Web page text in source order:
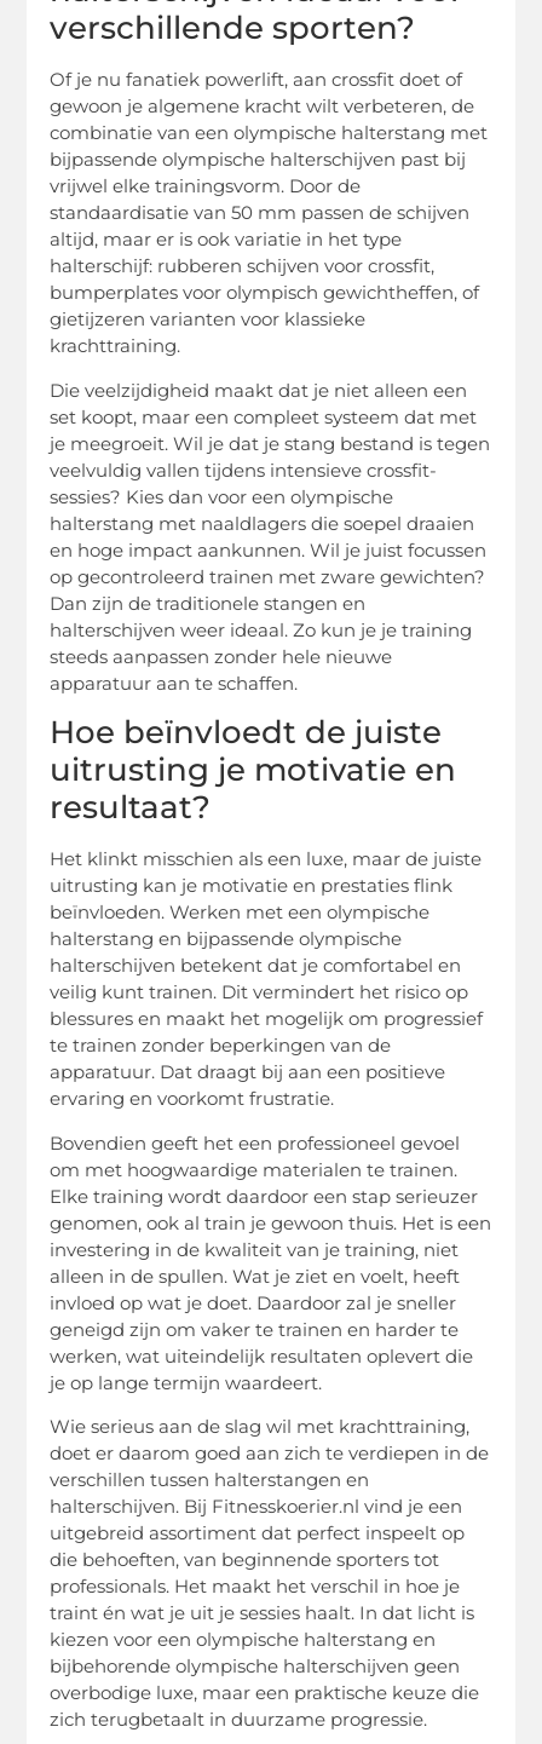
verschillende sporten?
Of je nu fanatiek powerlift, aan crossfit doet of
gewoon je algemene kracht wilt verbeteren, de
combinatie van een olympische halterstang met
bijpassende olympische halterschijven past bij
vrijwel elke trainingsvorm. Door de
standaardisatie van 50 mm passen de schijven
altijd, maar er is ook variatie in het type
halterschijf: rubberen schijven voor crossfit,
bumperplates voor olympisch gewichtheffen, of
gietijzeren varianten voor klassieke
krachttraining.
Die veelzijdigheid maakt dat je niet alleen een
set koopt, maar een compleet systeem dat met
je meegroeit. Wil je dat je stang bestand is tegen
veelvuldig vallen tijdens intensieve crossfit-
sessies? Kies dan voor een olympische
halterstang met naaldlagers die soepel draaien
en hoge impact aankunnen. Wil je juist focussen
op gecontroleerd trainen met zware gewichten?
Dan zijn de traditionele stangen en
halterschijven weer ideaal. Zo kun je je training
steeds aanpassen zonder hele nieuwe
apparatuur aan te schaffen.
Hoe beïnvloedt de juiste
uitrusting je motivatie en
resultaat?
Het klinkt misschien als een luxe, maar de juiste
uitrusting kan je motivatie en prestaties flink
beïnvloeden. Werken met een olympische
halterstang en bijpassende olympische
halterschijven betekent dat je comfortabel en
veilig kunt trainen. Dit vermindert het risico op
blessures en maakt het mogelijk om progressief
te trainen zonder beperkingen van de
apparatuur. Dat draagt bij aan een positieve
ervaring en voorkomt frustratie.
Bovendien geeft het een professioneel gevoel
om met hoogwaardige materialen te trainen.
Elke training wordt daardoor een stap serieuzer
genomen, ook al train je gewoon thuis. Het is een
investering in de kwaliteit van je training, niet
alleen in de spullen. Wat je ziet en voelt, heeft
invloed op wat je doet. Daardoor zal je sneller
geneigd zijn om vaker te trainen en harder te
werken, wat uiteindelijk resultaten oplevert die
je op lange termijn waardeert.
Wie serieus aan de slag wil met krachttraining,
doet er daarom goed aan zich te verdiepen in de
verschillen tussen halterstangen en
halterschijven. Bij Fitnesskoerier.nl vind je een
uitgebreid assortiment dat perfect inspeelt op
die behoeften, van beginnende sporters tot
professionals. Het maakt het verschil in hoe je
traint én wat je uit je sessies haalt. In dat licht is
kiezen voor een olympische halterstang en
bijbehorende olympische halterschijven geen
overbodige luxe, maar een praktische keuze die
zich terugbetaalt in duurzame progressie.